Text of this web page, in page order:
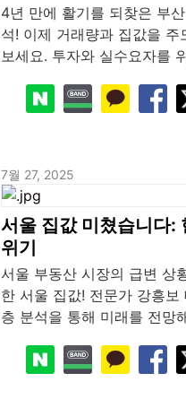
4년 만에 활기를 되찾은 부
석! 이제 거래량과 집값을
보세요. 투자와 실수요자를
7월 27, 2025
서울 집값 미쳤습니다:
위기
서울 부동산 시장의 급변 상
한 서울 집값! 전문가 강흥
층 분석을 통해 미래를 전망